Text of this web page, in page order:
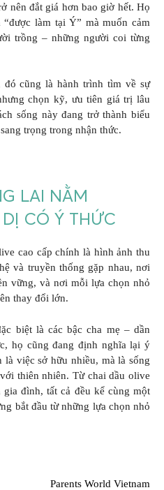
nên đắt giá hơn bao giờ hết. Họ
làm tại Ý” mà muốn cảm
trồng – những người coi từng
cũng là hành trình tìm về sự
chọn kỹ, ưu tiên giá trị lâu
sống này đang trở thành biểu
trọng trong nhận thức.
LAI NẰM
CÓ Ý THỨC
cao cấp chính là hình ảnh thu
và truyền thống gặp nhau, nơi
vững, và nơi mỗi lựa chọn nhỏ
thay đổi lớn.
biệt là các bậc cha mẹ – dần
họ cũng đang định nghĩa lại ý
việc sở hữu nhiều, mà là sống
thiên nhiên. Từ chai dầu olive
đình, tất cả đều kể cùng một
bắt đầu từ những lựa chọn nhỏ
Parents World Vietnam